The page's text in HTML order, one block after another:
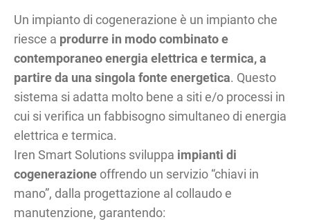
Un impianto di cogenerazione è un impianto che
riesce a produrre in modo combinato e
contemporaneo energia elettrica e termica, a
partire da una singola fonte energetica. Questo
sistema si adatta molto bene a siti e/o processi in
cui si verifica un fabbisogno simultaneo di energia
elettrica e termica.
Iren Smart Solutions sviluppa impianti di
cogenerazioneoffrendo un servizio “chiavi in
mano”, dalla progettazione al collaudo e
manutenzione, garantendo: